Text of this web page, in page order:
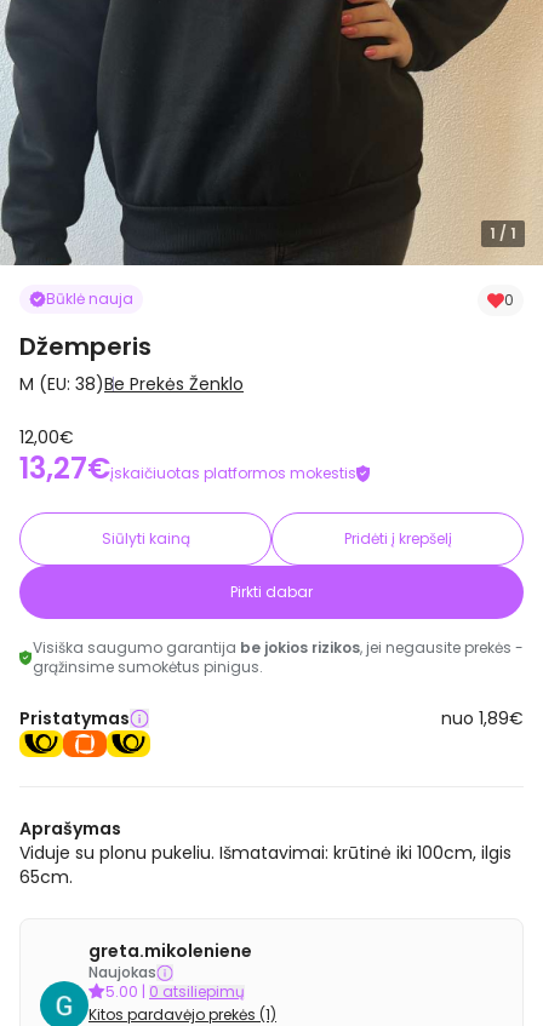
1 / 1
Būklė nauja 0
Džemperis
M (EU: 38)Be Prekės Ženklo
12,00€
13,27€įskaičiuotas platformos mokestis
Siūlyti kainą Pridėti į krepšelį
Pirkti dabar
Visiška saugumo garantija be jokios rizikos, jei negausite prekės -
grąžinsime sumokėtus pinigus.
Pristatymas nuo 1,89€
Aprašymas
Viduje su plonu pukeliu. Išmatavimai: krūtinė iki 100cm, ilgis
65cm.
greta.mikoleniene
Naujokas
5.00 | 0 atsiliepimų
Kitos pardavėjo prekės (1)